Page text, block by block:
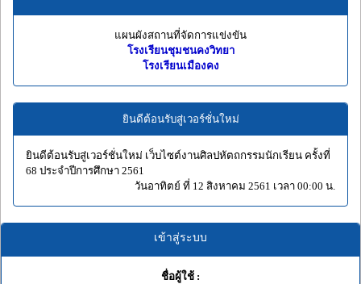
แผนผังสถานที่จัดการแข่งขัน
โรงเรียนชุมชนคงวิทยา
โรงเรียนเมืองคง
ยินดีต้อนรับสู่เวอร์ชั่นใหม่
ยินดีต้อนรับสู่เวอร์ชั่นใหม่ เว็บไซต์งานศิลปหัตถกรรมนักเรียน ครั้งที่
68 ประจำปีการศึกษา 2561
วันอาทิตย์ ที่ 12 สิงหาคม 2561 เวลา 00:00 น.
เข้าสู่ระบบ
ชื่อผู้ใช้ :